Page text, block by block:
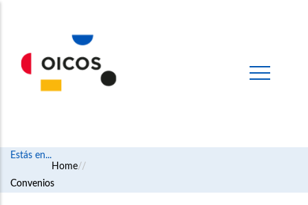
Estás en...
Breadcrumb
Home
Convenios